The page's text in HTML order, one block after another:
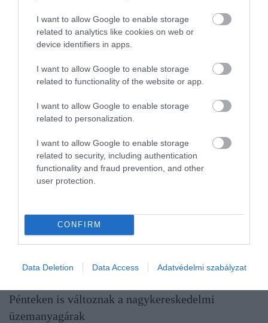
I want to allow Google to enable storage
related to analytics like cookies on web or
device identifiers in apps.
I want to allow Google to enable storage
related to functionality of the website or app.
I want to allow Google to enable storage
related to personalization.
I want to allow Google to enable storage
related to security, including authentication
functionality and fraud prevention, and other
user protection.
CONFIRM
Data Deletion Data Access Adatvédelmi szabályzat
Pénteken is változnak a nagykereskedelmi
üzemanyagárak